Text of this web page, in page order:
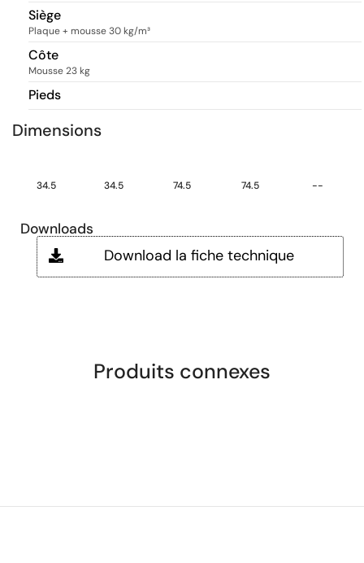
Siège
Plaque + mousse 30 kg/m³
Côte
Mousse 23 kg
Pieds
Dimensions
34.5 34.5 74.5 74.5 --
Downloads
Download la fiche technique
Produits connexes